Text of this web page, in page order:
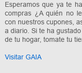
Esperamos que ya te
compras ¿A quién no
con nuestros cupones,
a diario. Si te ha
de tu hogar, tomate tu
Visitar GAIA